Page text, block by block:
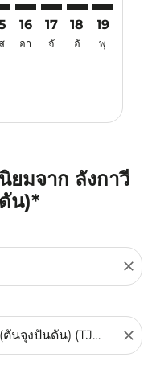
16
อา
17
จั
18
อั
19
พุ
ยมจาก ลังกาวี
น)*
close
close